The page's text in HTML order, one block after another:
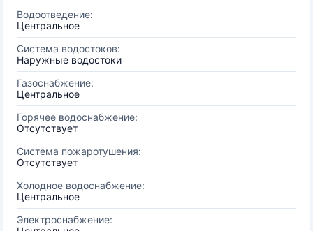
Водоотведение:
Центральное
Система водостоков:
Наружные водостоки
Газоснабжение:
Центральное
Горячее водоснабжение:
Отсутствует
Система пожаротушения:
Отсутствует
Холодное водоснабжение:
Центральное
Электроснабжение: